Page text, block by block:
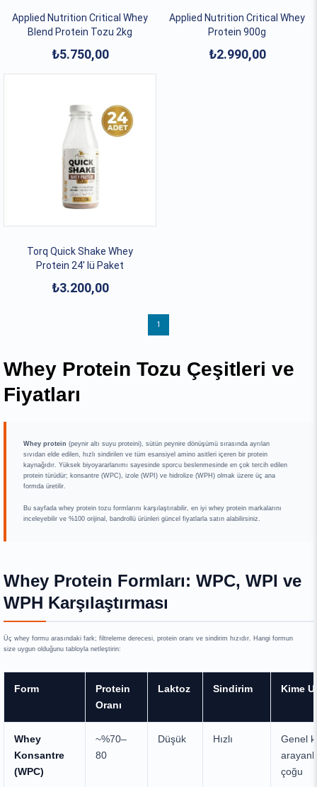
Applied Nutrition Critical Whey
Blend Protein Tozu 2kg
₺5.750,00
Applied Nutrition Critical Whey
Protein 900g
₺2.990,00
Torq Quick Shake Whey
Protein 24' lü Paket
₺3.200,00
1
Whey Protein Tozu Çeşitleri ve
Fiyatları
Whey protein (peynir altı suyu proteini), sütün peynire dönüşümü sırasında ayrılan
sıvıdan elde edilen, hızlı sindirilen ve tüm esansiyel amino asitleri içeren bir protein
kaynağıdır. Yüksek biyoyararlanımı sayesinde sporcu beslenmesinde en çok tercih edilen
protein türüdür; konsantre (WPC), izole (WPI) ve hidrolize (WPH) olmak üzere üç ana
formda üretilir.
Bu sayfada whey protein tozu formlarını karşılaştırabilir, en iyi whey protein markalarını
inceleyebilir ve %100 orijinal, bandrollü ürünleri güncel fiyatlarla satın alabilirsiniz.
Whey Protein Formları: WPC, WPI ve
WPH Karşılaştırması
Üç whey formu arasındaki fark; filtreleme derecesi, protein oranı ve sindirim hızıdır. Hangi formun
size uygun olduğunu tabloyla netleştirin:
Form
Protein
Oranı
Laktoz Sindirim Kime
Whey
Konsantre
(WPC)
~%70–
80
Düşük Hızlı
Genel
çoğu